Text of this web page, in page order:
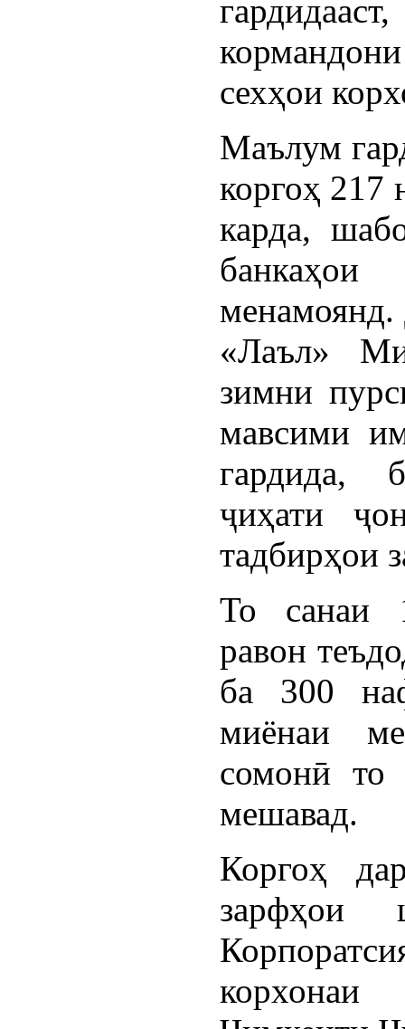
сехҳои
Маълум
коргоҳ 217
карда,
«Лаъл»
зимни
мавсими
гардида,
ҷиҳати
тадбирҳои
То санаи
равон
ба 300
миёнаи
сомонӣ то
мешавад.
Коргоҳ
зарфҳои